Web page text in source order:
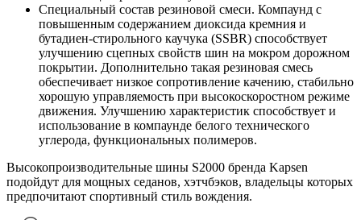
Специальный состав резиновой смеси. Компаунд с
повышенным содержанием диоксида кремния и
бутадиен-стирольного каучука (SSBR) способствует
улучшению сцепных свойств шин на мокром дорожном
покрытии. Дополнительно такая резиновая смесь
обеспечивает низкое сопротивление качению, стабильно
хорошую управляемость при высокоскоростном режиме
движения. Улучшению характеристик способствует и
использование в компаунде белого технического
углерода, функциональных полимеров.
Высокопроизводительные шины S2000 бренда Kapsen
подойдут для мощных седанов, хэтчбэков, владельцы которых
предпочитают спортивный стиль вождения.